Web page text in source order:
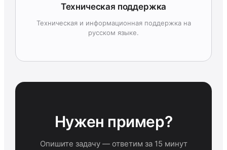
Техническая поддержка
Техническая и информационная поддержка на
русском языке.
Нужен пример?
Опишите задачу — ответим за 15 минут